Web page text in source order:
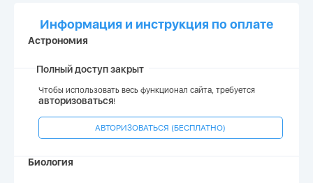
Информация и инструкция по оплате
Астрономия
Полный доступ закрыт
Чтобы использовать весь функционал сайта, требуется
авторизоваться!
АВТОРИЗОВАТЬСЯ (БЕСПЛАТНО)
Биология